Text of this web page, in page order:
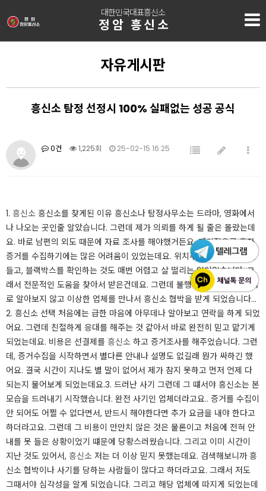
대한민국대표흥신소
정암 흥신소
자유게시판
흥신소 탐정 선정시 100% 실패없는 성공 공식
0건 1,225회 25-02-15 16:25
1. 흥신소 흥신소를 찾게된 이유 흥신소나 탐정사무소는 드라마, 영화에서
나 나오는 곳인줄 알았습니다. 그런데 제가 의뢰를 하게 될 줄은 몰랐는데
요. 바로 남편의 외도 때문에 자료 조사를 해야했거든요. 개인적으로 혼자
증거를 수집하기에는 많은 어려움이 있었는데요. 위치추적기를 달기도 힘
들고, 블랙박스를 확인하는 것도 매번 어렵고 살 떨리는 일이었습니다. 그
래서 전문적인 도움을 찾아서 받은건데요. 그런데 불행하게도 처음에 제대
로 알아보지 않고 이상한 업체를 만나서 흥신소 협박을 받게 되었습니다... ​
2. 흥신소 선택 처음에는 급한 마음에 아무데나 알아보고 연락을 하게 되었
어요. 그런데 친절하게 응대를 해주는 것 같아서 바로 완전히 믿고 맡기게
되었는데요. 비용은 선결제를 흥신소 하고 증거조사를 해주었습니다. 그런
데, 증거수집을 시작하면서 별다른 안내나 설명도 없길래 뭔가 싸하긴 했
어요. 결국 시간이 지나도 별 말이 없어서 제가 참지 못하고 먼저 언제 다
되는지 물어보게 되었는데요. ​3. 드러난 사기 그런데 그 떄서야 흥신소는 본
모습을 드러내기 시작했습니다. 완전 사기인 업체더라고요.. 증거를 수집이
안 되어도 어쩔 수 없다면서, 반드시 해야한다면 추가 요금을 내야 한다고
하더라고요. 그런데 그 비용이 만만치 않은 것은 물론이고 처음에 전혀 안
내를 못 들은 상황이었기 떄문에 당황스러웠습니다. 그리고 이미 시간이
지난 것도 있어서, 흥신소 저는 더 이상 믿지 못했는데요. 검색해보니까 흥
신소 협박이나 사기를 당하는 사람들이 많다고 하더라고요. 그래서 저도
그때서야 심각성을 알게 되었습니다. 그리고 해당 업체에 따지게 되었는데